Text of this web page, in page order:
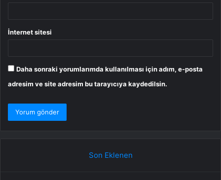
İnternet sitesi
Daha sonraki yorumlarımda kullanılması için adım, e-posta
adresim ve site adresim bu tarayıcıya kaydedilsin.
Son Eklenen